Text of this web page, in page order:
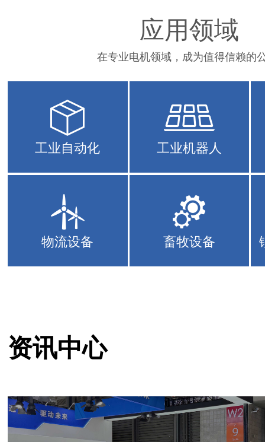
应用领域
在专业电机领域，成为值得信赖的
工业自动化 工业机器人
物流设备 畜牧设备
资讯中心